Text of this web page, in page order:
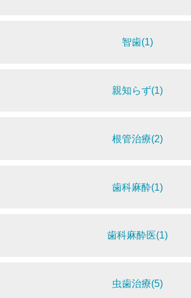
智歯(1)
親知らず(1)
根管治療(2)
歯科麻酔(1)
歯科麻酔医(1)
虫歯治療(5)